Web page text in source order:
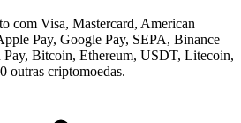
com Visa, Mastercard, American
Pay, Google Pay, SEPA, Binance
Bitcoin, Ethereum, USDT, Litecoin,
outras criptomoedas.